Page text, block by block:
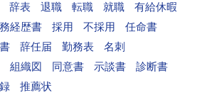
辞表 退職 転職 就職
有給休暇
経歴書 採用 不採用
任命書
辞任届 勤務表
名刺
組織図 同意書 示談書
診断書
推薦状